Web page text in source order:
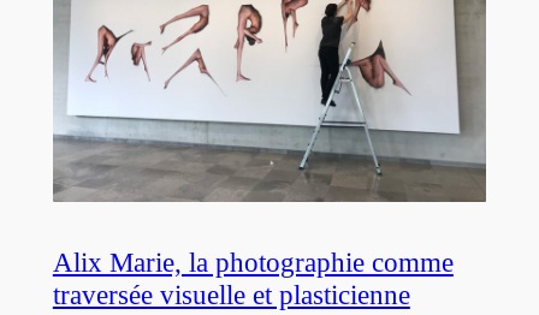
Alix Marie, la photographie comme
traversée visuelle et plasticienne